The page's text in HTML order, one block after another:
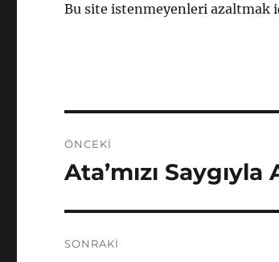
Bu site istenmeyenleri azaltmak
gezinmesi
ÖNCEKI
Önceki
Ata’mızı Saygıyla
SONRAKI